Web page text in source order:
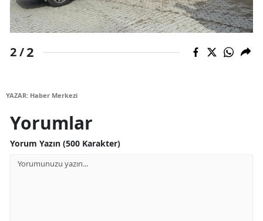
Kırklareli
2 /2
YAZAR: Haber Merkezi
Yorumlar
Yorum Yazın (500 Karakter)